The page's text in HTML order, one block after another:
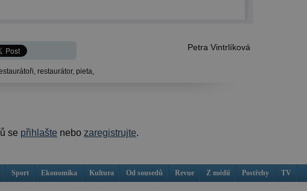
Petra Vintrlíková
restaurátor, pieta,
se přihlašte nebo zaregistrujte.
Sport Ekonomika Kultura Od sousedů Revue Z médií Postřehy TV